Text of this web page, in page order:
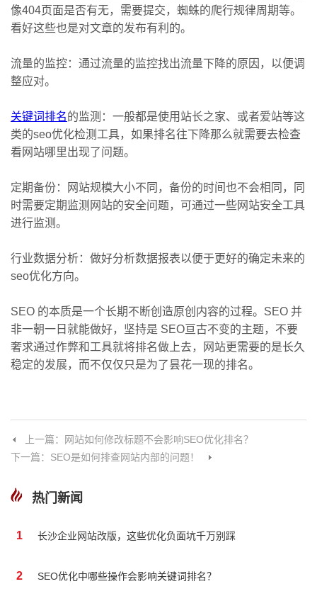
像404页面是否有无，需要提交，蜘蛛的爬行规律周期等。
看好这些也是对文章的发布有利的。
流量的监控：通过流量的监控找出流量下降的原因，以便调
整应对。
关键词排名的监测：一般都是使用站长之家、或者爱站等这
类的seo优化检测工具，如果排名往下降那么就需要去检查
看网站哪里出现了问题。
定期备份：网站规模大小不同，备份的时间也不会相同，同
时需要定期监测网站的安全问题，可通过一些网站安全工具
进行监测。
行业数据分析：做好分析数据报表以便于更好的确定未来的
seo优化方向。
SEO 的本质是一个长期不断创造原创内容的过程。SEO 并
非一朝一日就能做好，坚持是 SEO亘古不变的主题，不要
奢求通过作弊和工具就将排名做上去，网站更需要的是长久
稳定的发展，而不仅仅只是为了昙花一现的排名。
上一篇：网站如何修改标题不会影响SEO优化排名？
下一篇：SEO是如何排查网站内部的问题！
热门新闻
1 长沙企业网站改版，这些优化负面坑千万别踩
2 SEO优化中哪些操作会影响关键词排名？